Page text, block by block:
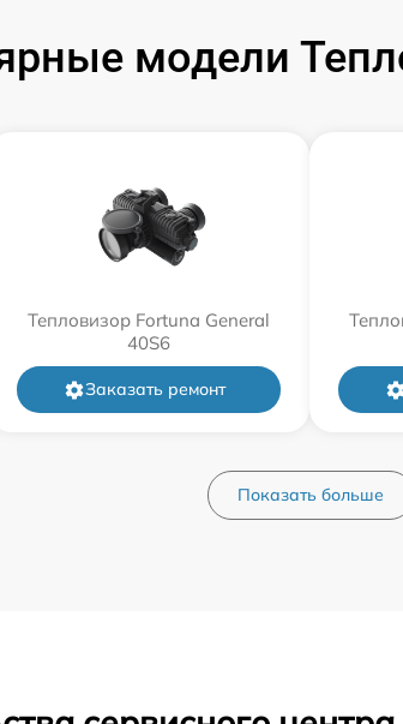
модели
Тепловизор Fortuna General
40S6
Заказать ремонт
Показать больше